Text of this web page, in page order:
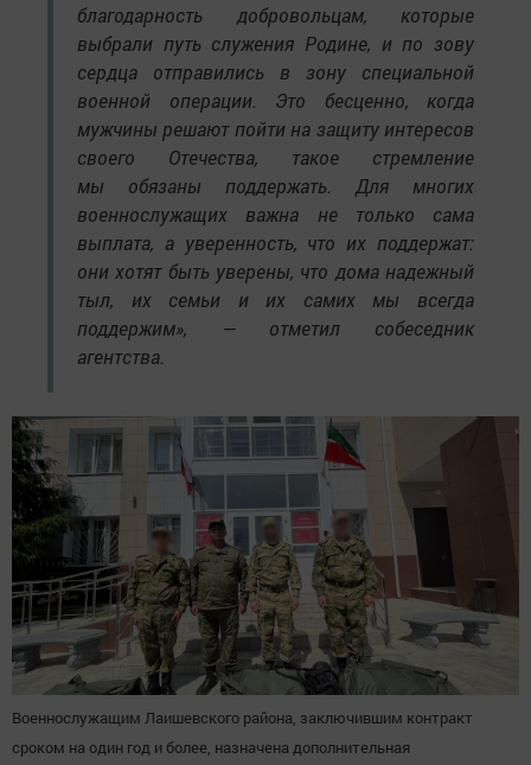
благодарность добровольцам, которые
выбрали путь служения Родине, и по зову
сердца отправились в зону специальной
военной операции. Это бесценно, когда
мужчины решают пойти на защиту интересов
своего Отечества, такое стремление
мы обязаны поддержать. Для многих
военнослужащих важна не только сама
выплата, а уверенность, что их поддержат:
они хотят быть уверены, что дома надежный
тыл, их семьи и их самих мы всегда
поддержим», — отметил собеседник
агентства.
Военнослужащим Лаишевского района, заключившим контракт
сроком на один год и более, назначена дополнительная